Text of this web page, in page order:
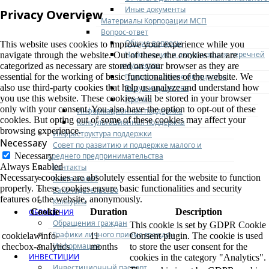
Иные документы
Материалы Корпорации МСП
Вопрос-ответ
Общие вопросы
Наполнение и актуализация перечней
имущества
Предоставление имущества
Выкуп имущества
Прочие
Информационная поддержка
Консультационная поддержка
Инфраструктура поддержки
Совет по развитию и поддержке малого и
среднего предпринимательства
Контакты
Книга жалоб
Законодательство
Конкурсы
ОБРАЩЕНИЯ
Обращения граждан
Графики личного приема граждан
Информация
ИНВЕСТИЦИИ
Privacy Overview
This website uses cookies to improve your experience while you
navigate through the website. Out of these, the cookies that are
categorized as necessary are stored on your browser as they are
essential for the working of basic functionalities of the website. We
also use third-party cookies that help us analyze and understand how
you use this website. These cookies will be stored in your browser
only with your consent. You also have the option to opt-out of these
cookies. But opting out of some of these cookies may affect your
browsing experience.
Necessary
Necessary
Always Enabled
Necessary cookies are absolutely essential for the website to function
properly. These cookies ensure basic functionalities and security
features of the website, anonymously.
Cookie
Duration Description
cookielawinfo-
checbox-analytics
11
months
This cookie is set by GDPR Cookie
Consent plugin. The cookie is used
to store the user consent for the
cookies in the category "Analytics".